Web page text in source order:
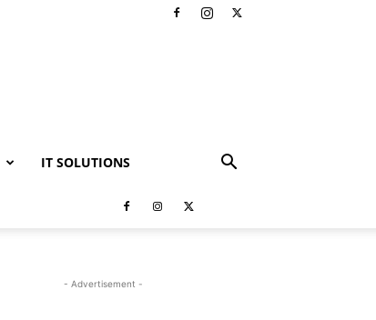
IT SOLUTIONS
- Advertisement -